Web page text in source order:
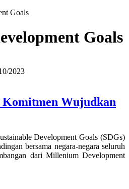
Goals
Goals
2023
Komitmen Wujudkan
Development Goals (SDGs)
bersama negara-negara seluruh
dari Millenium Development